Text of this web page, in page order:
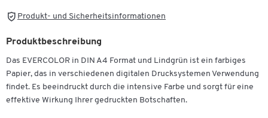
Produkt- und Sicherheitsinformationen
Produktbeschreibung
Das EVERCOLOR in DIN A4 Format und Lindgrün ist ein farbiges
Papier, das in verschiedenen digitalen Drucksystemen Verwendung
findet. Es beeindruckt durch die intensive Farbe und sorgt für eine
effektive Wirkung Ihrer gedruckten Botschaften.